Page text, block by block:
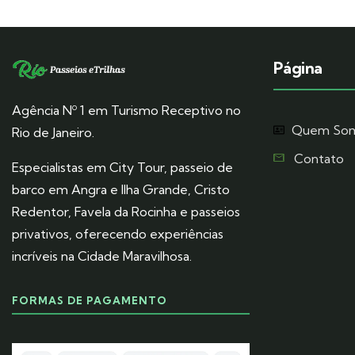
Agência Nº 1 em Turismo Receptivo no
Rio de Janeiro.
Especialistas em City Tour, passeio de
barco em Angra e Ilha Grande, Cristo
Redentor, Favela da Rocinha e passeios
privativos, oferecendo experiências
incríveis na Cidade Maravilhosa.
FORMAS DE PAGAMENTO
Página
Quem
Contato